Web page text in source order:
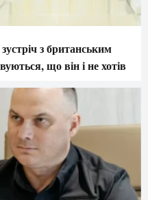
з британським
що він і не хотів